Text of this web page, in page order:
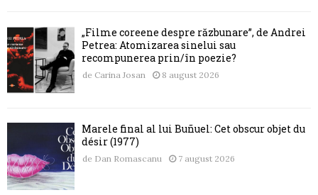
„Filme coreene despre răzbunare”, de Andrei
Petrea: Atomizarea sinelui sau
recompunerea prin/în poezie?
de Carina Josan 8 august 2026
Marele final al lui Buñuel: Cet obscur objet du
désir (1977)
de Dan Romascanu 7 august 2026